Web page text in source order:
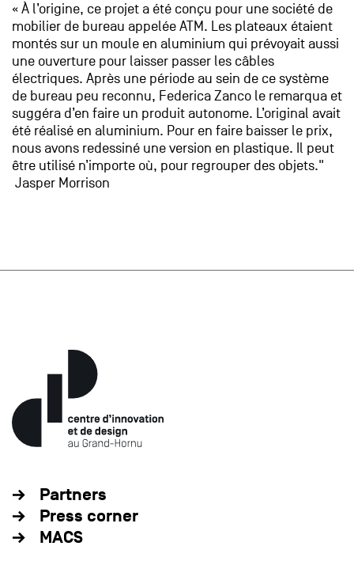
« À l’origine, ce projet a été conçu pour une société de
mobilier de bureau appelée ATM. Les plateaux étaient
montés sur un moule en aluminium qui prévoyait aussi
une ouverture pour laisser passer les câbles
électriques. Après une période au sein de ce système
de bureau peu reconnu, Federica Zanco le remarqua et
suggéra d’en faire un produit autonome. L’original avait
été réalisé en aluminium. Pour en faire baisser le prix,
nous avons redessiné une version en plastique. Il peut
être utilisé n’importe où, pour regrouper des objets."
Jasper Morrison
Partners
Press corner
MACS